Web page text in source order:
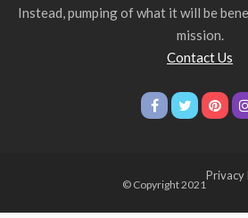
Instead, pumping of what it will be
mission.
Contact Us
© Copyright 2021
Privacy